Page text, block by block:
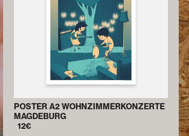
POSTER A2 WOHN­ZIMMER­­KONZERTE
MAGDEBURG
12€